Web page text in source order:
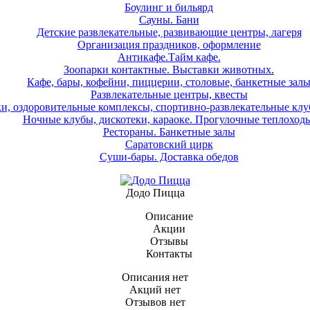
Боулинг и бильярд
Сауны. Бани
Детские развлекательные, развивающие центры, лагеря
Организация праздников, оформление
Антикафе.Тайм кафе.
Зоопарки контактные. Выставки животных.
Кафе, бары, кофейни, пиццерии, столовые, банкетные залы
Развлекательные центры, квесты
оздоровительные комплексы, спортивно-развлекательные
Ночные клубы, дискотеки, караоке. Прогулочные
Рестораны. Банкетные залы
Саратовский цирк
Суши-бары. Доставка обедов
Додо Пицца
Описание
Акции
Отзывы
Контакты
Описания нет
Акций нет
Отзывов нет